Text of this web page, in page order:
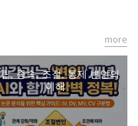
, 종속, 조절, 통제 변인의
이해
more